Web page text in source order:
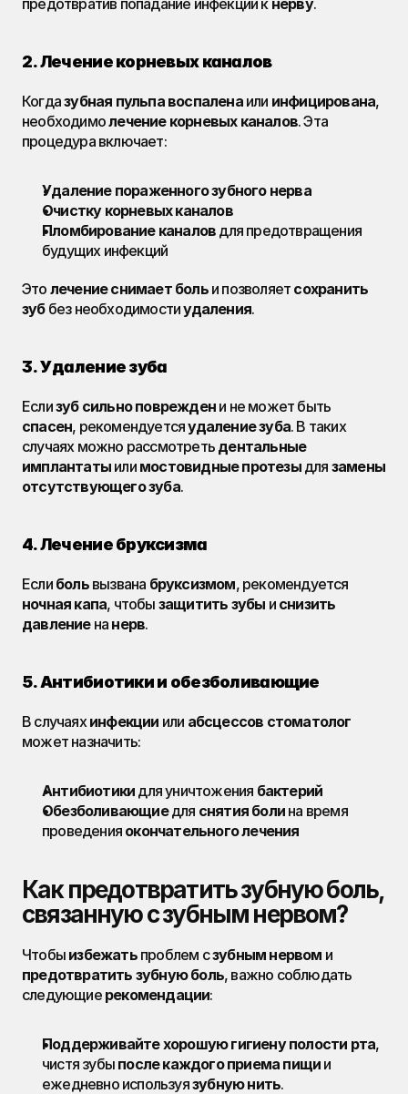
предотвратив попадание инфекции к нерву.
2. Лечение корневых каналов
Когда зубная пульпа воспалена или инфицирована,
необходимо лечение корневых каналов. Эта
процедура включает:
Удаление пораженного зубного нерва
Очистку корневых каналов
Пломбирование каналов для предотвращения
будущих инфекций
Это лечениеснимает боль и позволяет сохранить
зуб без необходимости удаления.
3. Удаление зуба
Если зуб сильно поврежден
спасен, рекомендуется удаление зуба. В таких
случаях можно рассмотреть дентальные
имплантаты или мостовидные протезы для замены
отсутствующего зуба.
4. Лечение бруксизма
Если боль вызвана бруксизмом
ночная капа, чтобы защитить зубы и снизить
давление на нерв.
5. Антибиотики и обезболивающие
В случаях инфекции или абсцессов стоматолог
может назначить:
Антибиотики для уничтожения бактерий
Обезболивающие для снятия боли на время
проведения окончательного лечения
Как предотвратить зубную боль,
связанную с зубным нервом?
Чтобы избежать проблем с зубным нервом
предотвратить зубную боль, важно соблюдать
следующие рекомендации:
Поддерживайте хорошую гигиену полости рта,
чистя зубы после каждого приема пищи и
ежедневно используя зубную нить.